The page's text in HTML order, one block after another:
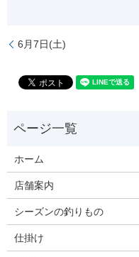
6月7日(土)
ホーム
店舗案内
シーズンの釣りもの
仕掛け